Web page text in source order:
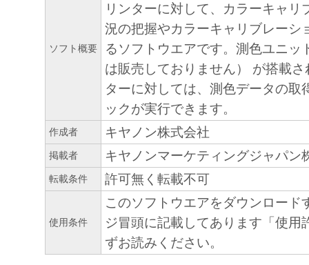
います）に、本契約の条件の下で、「許諾
を使用させることができます。その場合、
かる「指定ユーザ」を本契約の条件に従わ
き、すべての責任を負っていただくものと
(2) お客様は、再使用許諾、譲渡、頒布、
により、第三者に「本ソフトウエア」を使
させることはできません。
(3) お客様は、「本ソフトウエア」の全部
正、改変、リバース・エンジニアリング、
たは逆アセンブル等することはできません
このような行為をさせてはなりません。
ソフト概要
リンターに対して、カラーキャリ
況の把握やカラーキャリブレーシ
るソフトウエアです。測色ユニッ
は販売しておりません） が搭載
ターに対しては、測色データの取
ックが実行できます。
作成者 キヤノン株式会社
掲載者 キヤノンマーケティングジャパン
転載条件 許可無く転載不可
使用条件
このソフトウエアをダウンロード
ジ冒頭に記載してあります「使用
ずお読みください。